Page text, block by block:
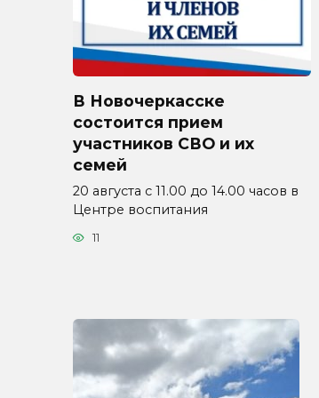
В Новочеркасске
состоится прием
участников СВО и их
семей
20 августа с 11.00 до 14.00 часов в
Центре воспитания
11